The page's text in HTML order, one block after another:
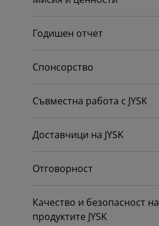
за спалня
за легла
за матрак
рамки
на мебели
осветление
за дома
стая
Годишен отчет
Спонсорство
Съвместна работа с JYSK
Доставчици на JYSK
Отговорност
Качество и безопасност на
продуктите JYSK